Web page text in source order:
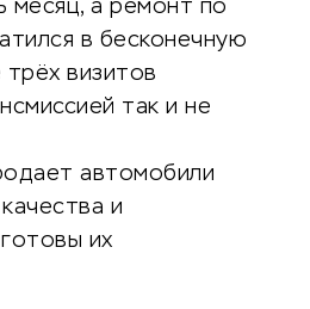
месяц, а ремонт по
в бесконечную
визитов
так и не
автомобили
и
их